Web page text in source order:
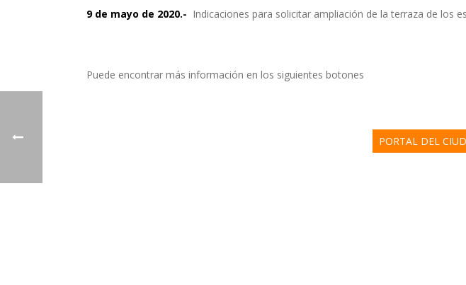
9 de mayo de 2020.- Indicaciones para solicitar ampliación de la terraza de los
Puede encontrar más información en los siguientes botones
PORTAL DEL